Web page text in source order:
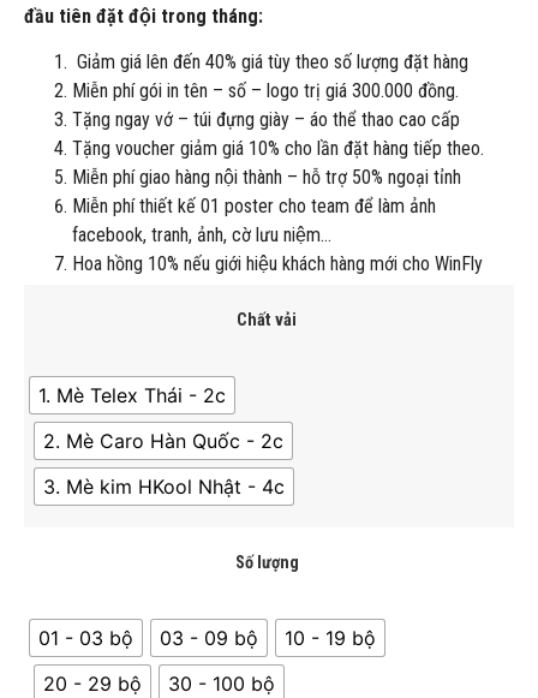
đầu tiên đặt đội trong tháng:
Giảm giá lên đến 40% giá tùy theo số lượng đặt hàng
Miễn phí gói in tên – số – logo trị giá 300.000 đồng.
Tặng ngay vớ – túi đựng giày – áo thể thao cao cấp
Tặng voucher giảm giá 10% cho lần đặt hàng tiếp theo.
Miễn phí giao hàng nội thành – hỗ trợ 50% ngoại tỉnh
Miễn phí thiết kế 01 poster cho team để làm ảnh
facebook, tranh, ảnh, cờ lưu niệm…
Hoa hồng 10% nếu giới hiệu khách hàng mới cho WinFly
Chất vải
1. Mè Telex Thái - 2c
2. Mè Caro Hàn Quốc - 2c
3. Mè kim HKool Nhật - 4c
Số lượng
01 - 03 bộ 03 - 09 bộ
10 - 19 bộ
20 - 29 bộ
30 - 100 bộ